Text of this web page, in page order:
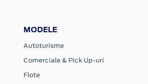
MODELE
Autoturisme
Comerciale & Pick Up-uri
Flote